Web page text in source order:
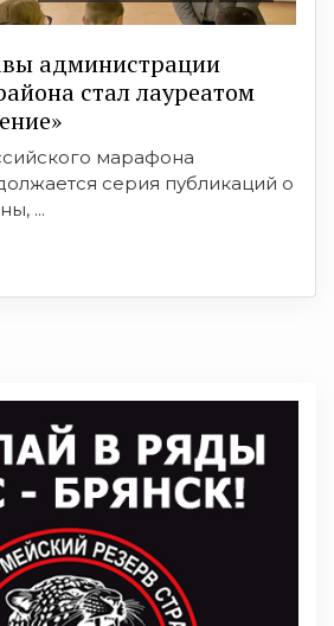
администрации
стал лауреатом
марафона
серия публикаций о
...